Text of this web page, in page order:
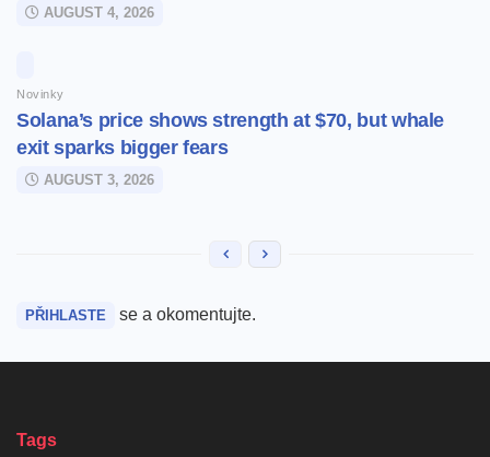
AUGUST 4, 2026
Novinky
Solana’s price shows strength at $70, but whale
exit sparks bigger fears
AUGUST 3, 2026
PŘIHLASTE se a okomentujte.
Tags